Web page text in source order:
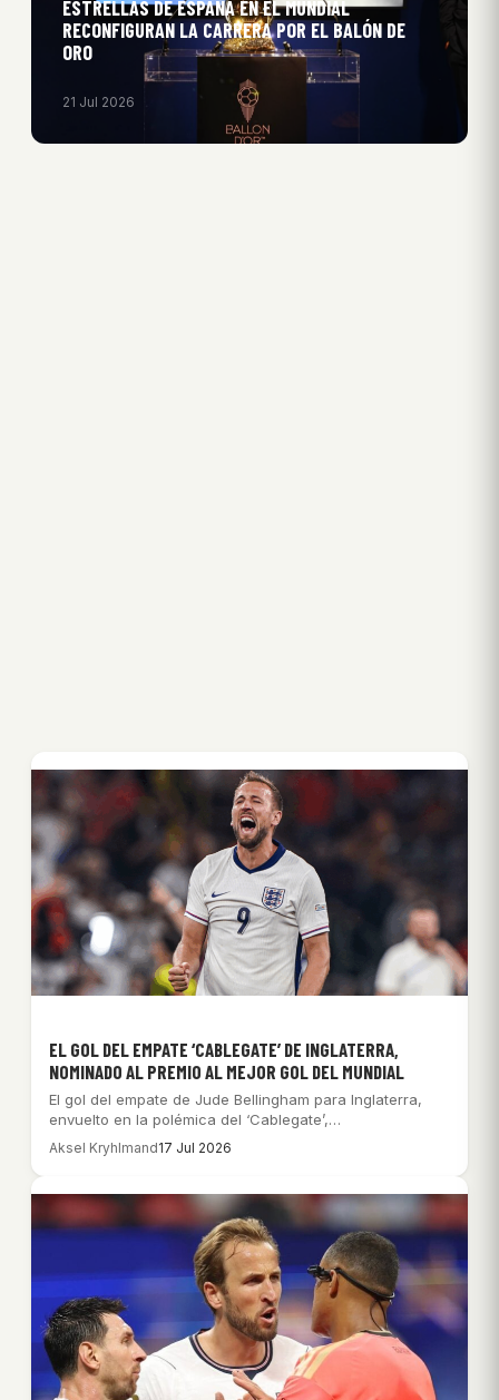
ESTRELLAS DE ESPAÑA EN EL MUNDIAL
RECONFIGURAN LA CARRERA POR EL BALÓN DE
ORO
21 Jul 2026
EL GOL DEL EMPATE ‘CABLEGATE’ DE INGLATERRA,
NOMINADO AL PREMIO AL MEJOR GOL DEL MUNDIAL
El gol del empate de Jude Bellingham para Inglaterra,
envuelto en la polémica del ‘Cablegate’,…
Aksel Kryhlmand17 Jul 2026